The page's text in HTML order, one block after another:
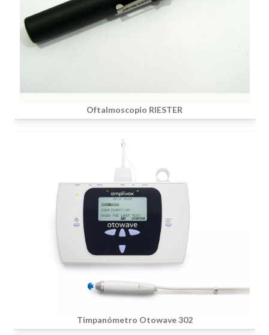
Oftalmoscopio RIESTER
Timpanómetro Otowave 302